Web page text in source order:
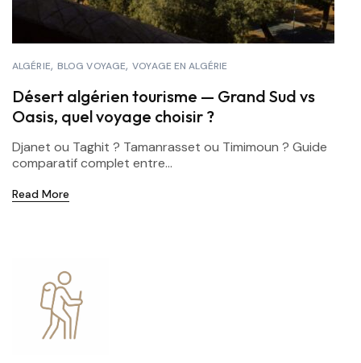
ALGÉRIE BLOG VOYAGE VOYAGE EN ALGÉRIE
Désert algérien tourisme — Grand Sud vs
Oasis, quel voyage choisir ?
Djanet ou Taghit ? Tamanrasset ou Timimoun ? Guide
comparatif complet entre...
Read More